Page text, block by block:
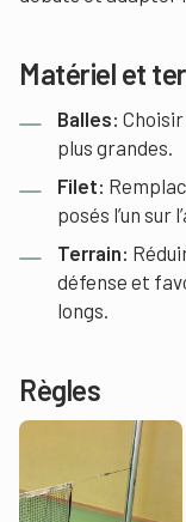
Matériel et
Balles:
plus grandes.
Filet:
posés l’un sur
Terrain:
défense et
longs.
Règles